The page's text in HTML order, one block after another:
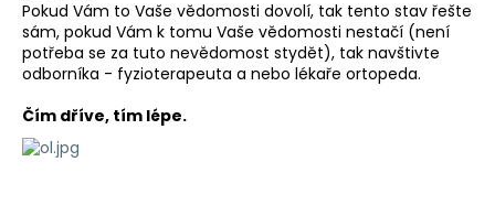
Pokud Vám to Vaše vědomosti dovolí, tak tento stav řešte
sám, pokud Vám k tomu Vaše vědomosti nestačí (není
potřeba se za tuto nevědomost stydět), tak navštivte
odborníka - fyzioterapeuta a nebo lékaře ortopeda.
Čím dříve, tím lépe.
n
a
j
í
t